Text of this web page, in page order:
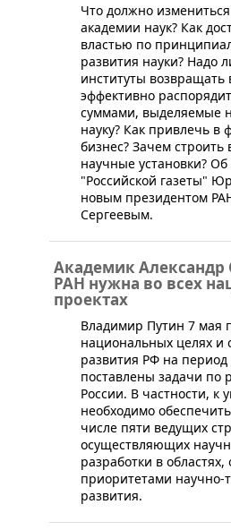
​Что должно
академии наук? Как
властью по
развития науки? Надо
институты возвращать
эффективно
суммами, выделяемые
науку? Как привлечь в
бизнес? Зачем строить
научные установки?
"Российской газеты"
новым президентом
Сергеевым.
Академик Александр
РАН нужна во всех
проектах
Владимир Путин 7 мая
национальных целях и
развития РФ на период
поставлены задачи по
России. В частности, к
необходимо
числе пяти ведущих
осуществляющих
разработки в
приоритетами научно-
развития.